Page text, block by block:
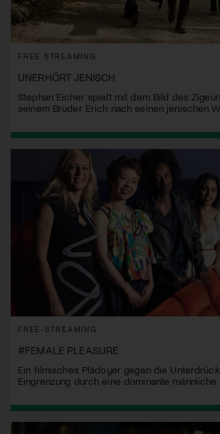
FREE STREAMING
UNERHÖRT JENISCH
Stephan Eicher spielt mit dem Bild des
seinem Bruder Erich nach seinen jenischen
FREE-STREAMING
#FEMALE PLEASURE
Ein filmisches Plädoyer gegen die
Eingrenzung durch eine dominante